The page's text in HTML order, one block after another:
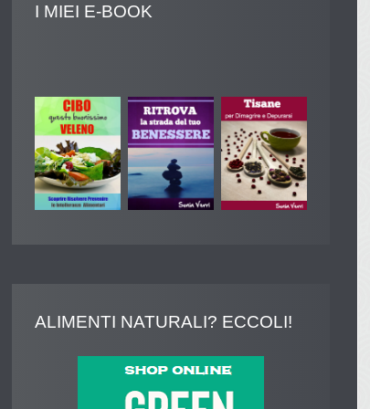
I MIEI E-BOOK
ALIMENTI NATURALI? ECCOLI!